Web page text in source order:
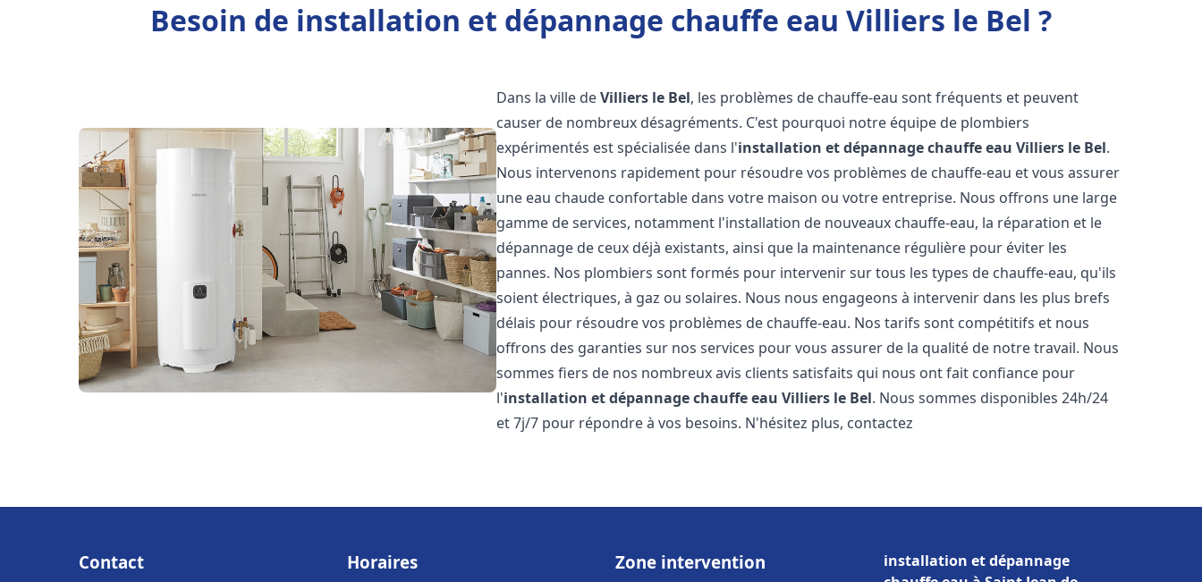
Besoin de installation et dépannage chauffe eau Villiers le Bel ?
Dans la ville deVilliers le Bel, les problèmes de chauffe-eau sont fréquents et peuvent
causer de nombreux désagréments. C'est pourquoi notre équipe de plombiers
expérimentés est spécialisée dans l'installation et dépannage chauffe eau Villiers le Bel.
Nous intervenons rapidement pour résoudre vos problèmes de chauffe-eau et vous assurer
une eau chaude confortable dans votre maison ou votre entreprise. Nous offrons une large
gamme de services, notamment l'installation de nouveaux chauffe-eau, la réparation et le
dépannage de ceux déjà existants, ainsi que la maintenance régulière pour éviter les
pannes. Nos plombiers sont formés pour intervenir sur tous les types de chauffe-eau, qu'ils
soient électriques, à gaz ou solaires. Nous nous engageons à intervenir dans les plus brefs
délais pour résoudre vos problèmes de chauffe-eau. Nos tarifs sont compétitifs et nous
offrons des garanties sur nos services pour vous assurer de la qualité de notre travail. Nous
sommes fiers de nos nombreux avis clients satisfaits qui nous ont fait confiance pour
l'installation et dépannage chauffe eau Villiers le Bel. Nous sommes disponibles 24h/24
et 7j/7 pour répondre à vos besoins. N'hésitez plus, contactez
Contact Horaires Zone intervention
installation et dépannage